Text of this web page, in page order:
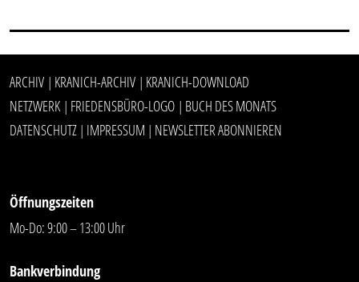
ARCHIV | KRANICH-ARCHIV | KRANICH-DOWNLOAD
NETZWERK | FRIEDENSBÜRO-LOGO | BUCH DES MONATS
DATENSCHUTZ | IMPRESSUM | NEWSLETTER ABONNIEREN
Öffnungszeiten
Mo-Do: 9:00 – 13:00 Uhr
Bankverbindung